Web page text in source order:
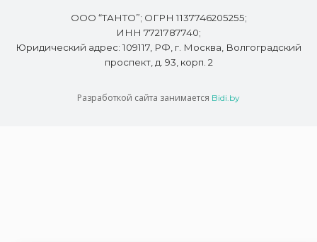
ООО “ТАНТО”; ОГРН 1137746205255;
ИНН 7721787740;
Юридический адрес: 109117, РФ, г. Москва, Волгоградский
проспект, д. 93, корп. 2
Разработкой сайта занимается Bidi.by